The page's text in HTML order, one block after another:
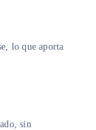
lo que aporta
sin